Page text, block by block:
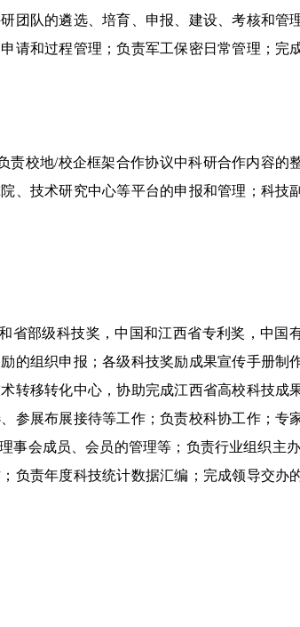
团队的遴选、培育、申报、建设、考核和管
请和过程管理；负责军工保密日常管理；完
校地/校企框架合作协议中科研合作内容的
、技术研究中心等平台的申报和管理；科技
省部级科技奖，中国和江西省专利奖，中国
的组织申报；各级科技奖励成果宣传手册制
转移转化中心，协助完成江西省高校科技成
参展布展接待等工作；负责校科协工作；专
事会成员、会员的管理等；负责行业组织主
负责年度科技统计数据汇编；完成领导交办